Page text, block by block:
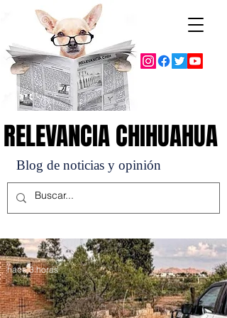
Blog de noticias y opinión
RELEVANCIA CHIHUAHUA
RELEVANCIA CHIHUAHUA
hace 3 horas